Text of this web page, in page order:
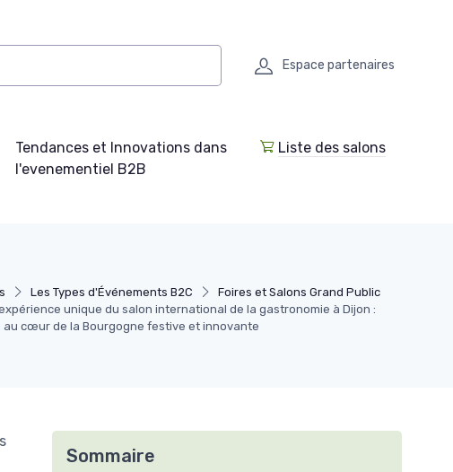
Espace partenaires
Tendances et Innovations dans
l'evenementiel B2B
Liste des salons
Les Types d'Événements B2C
Foires et Salons Grand Public
unique du salon international de la gastronomie à Dijon :
au cœur de la Bourgogne festive et innovante
Sommaire